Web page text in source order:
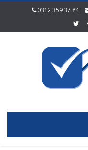
0312 359 37 84